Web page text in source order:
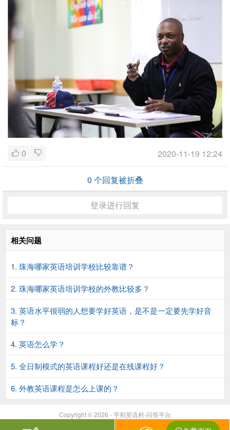
0 2020-11-19 12:24
0 个回复被折叠
登录进行回复
相关问题
1. 珠海哪家英语培训学校比较靠谱？
2. 珠海哪家英语培训学校的外教比较多？
3. 英语水平很弱的人想要学好英语，是不是一定要先学好音
标？
4. 英语怎么学？
5. 全日制模式的英语课程好还是在线课程好？
6. 外教英语课程是怎么上课的？
Copyright © 2026 - 平和英语村-问答平台